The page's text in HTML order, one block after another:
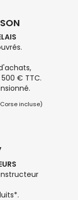
€ TTC.
incluse)